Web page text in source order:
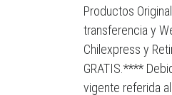
Productos
transferencia y
Chilexpress y
GRATIS.****
vigente referida